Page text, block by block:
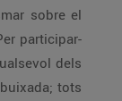
sobre el
participar-
dels
tots